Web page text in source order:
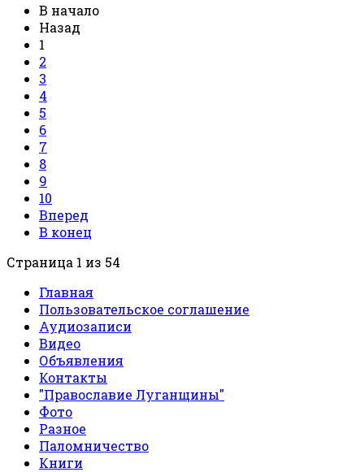
В начало
Назад
1
2
3
4
5
6
7
8
9
10
Вперед
В конец
Страница 1 из 54
Главная
Пользовательское соглашение
Аудиозаписи
Видео
Объявления
Контакты
"Православие Луганщины"
Фото
Разное
Паломничество
Книги